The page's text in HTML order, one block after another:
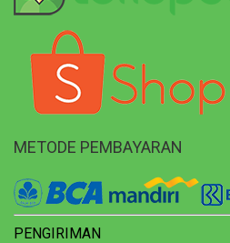
METODE PEMBAYARAN
PENGIRIMAN